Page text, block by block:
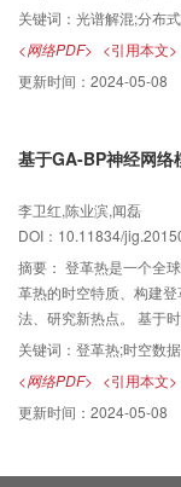
法计算复杂度,对原串行
进行化简计算;最后在
行过程中的矩阵运算操
像,采用分布式混合计算
的提高,且算法计算量越
明显;采用分块法求解行
关键词： 光谱解混;分布
<网络PDF> <引用本文>
更新时间： 2024-05-08
基于GA-BP神经网络
李卫红,陈业滨,闻磊
DOI：10.11834/
摘要： 登革热是一个全
革热的时空特质、构建
法、研究新热点。 基于
人口4大因素,分析登革热
影响因子;针对BP(back
遗传算法(GA)改进BP神
与温度、湿度、居民地
相关;登革热发生、扩散
关键词： 登革热;时空数
<网络PDF> <引用本文>
更新时间： 2024-05-08